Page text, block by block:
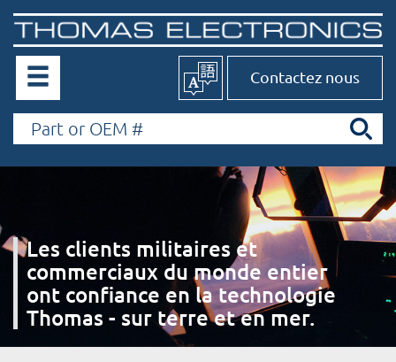
Contactez nous
Les clients militaires et
commerciaux du monde entier
ont confiance en la technologie
Thomas - sur terre et en mer.